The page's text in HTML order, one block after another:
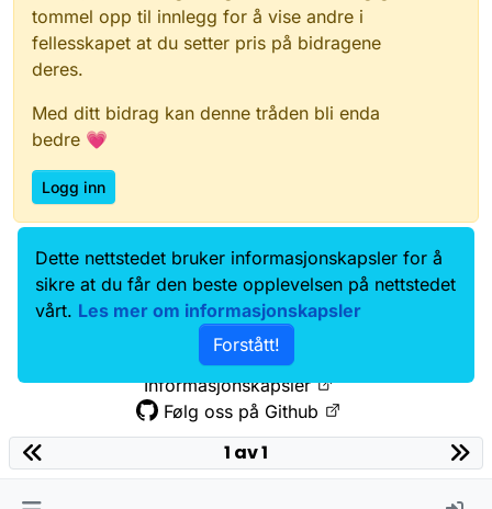
tommel opp til innlegg for å vise andre i
fellesskapet at du setter pris på bidragene
deres.
Med ditt bidrag kan denne tråden bli enda
bedre 💗
Logg inn
Data.norge.no
Kontakt oss
Samtykke og brukervilkår
Tilgjengelighetserklæring
Personvernerklæring
Informasjonskapsler
Følg oss på Github
1 av 1
Dette nettstedet bruker informasjonskapsler for å
sikre at du får den beste opplevelsen på nettstedet
vårt. Les mer om informasjonskapsler
Forstått!